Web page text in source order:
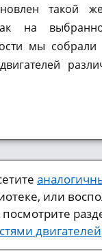
такой
как на
мы
или
двигателей